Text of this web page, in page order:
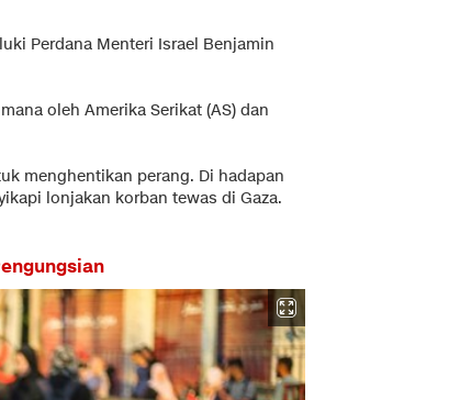
Perdana Menteri Israel Benjamin
oleh Amerika Serikat (AS) dan
menghentikan perang. Di hadapan
lonjakan korban tewas di Gaza.